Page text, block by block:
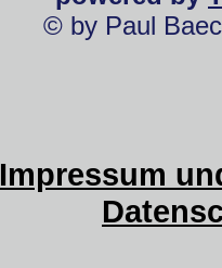
© by Paul
Impressum